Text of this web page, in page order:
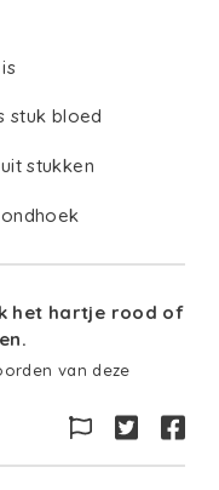
stuk bloed
stukken
het hartje rood of
van deze